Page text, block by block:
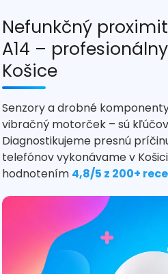
Nefunkčný
A14 –
Košice
Senzory a drobné
vibračný motorček – sú
Diagnostikujeme presnú
telefónov vykonávame v
hodnotením 4,8/5 z 200+